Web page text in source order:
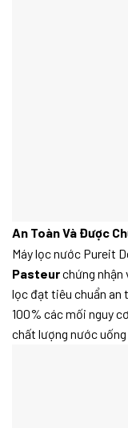
An Toàn Và Được
Máy lọc nước Pureit
Pasteurchứng nhận
lọc đạt tiêu chuẩn an
100% các mối nguy
chất lượng nước uống